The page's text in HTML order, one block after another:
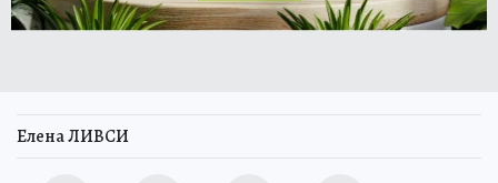
Елена ЛИВСИ